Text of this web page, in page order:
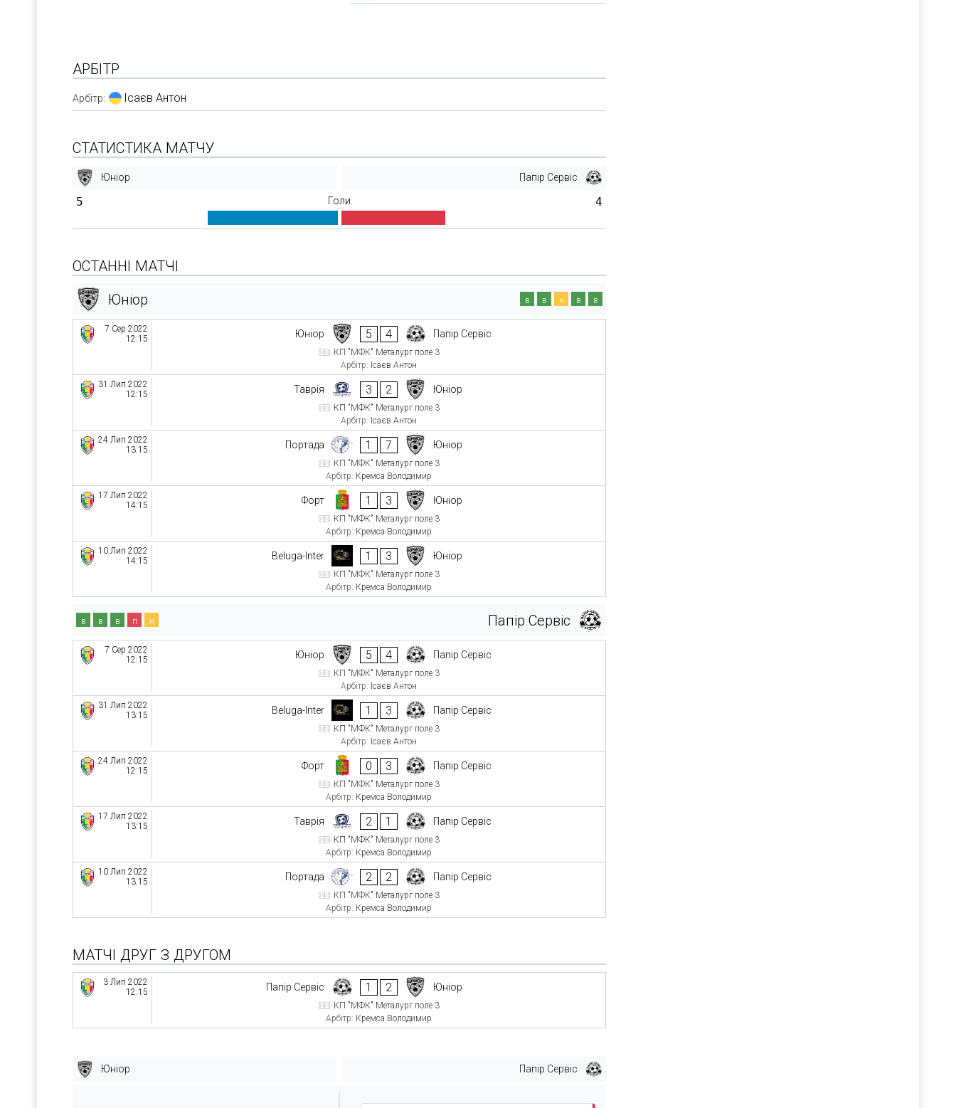
АРБІТР
Арбітр: Ісаєв Антон
СТАТИСТИКА МАТЧУ
Юніор Папір Сервіс
5 Голи 4
ОСТАННІ МАТЧІ
Юніор
в в н в в
7 Сер 2022
12:15
Юніор 5 4 Папір Сервіс
КП "МФК" Металург поле 3
Арбітр: Ісаєв Антон
31 Лип 2022
12:15
Таврія 3 2 Юніор
КП "МФК" Металург поле 3
Арбітр: Ісаєв Антон
24 Лип 2022
13:15
Портада 1 7 Юніор
КП "МФК" Металург поле 3
Арбітр: Кремса Володимир
17 Лип 2022
14:15
Форт 1 3 Юніор
КП "МФК" Металург поле 3
Арбітр: Кремса Володимир
10 Лип 2022
14:15
Beluga-Inter 1 3 Юніор
КП "МФК" Металург поле 3
Арбітр: Кремса Володимир
Папір Сервіс
в в в п н
7 Сер 2022
12:15
Юніор 5 4 Папір Сервіс
КП "МФК" Металург поле 3
Арбітр: Ісаєв Антон
31 Лип 2022
13:15
Beluga-Inter 1 3 Папір Сервіс
КП "МФК" Металург поле 3
Арбітр: Ісаєв Антон
24 Лип 2022
12:15
Форт 0 3 Папір Сервіс
КП "МФК" Металург поле 3
Арбітр: Кремса Володимир
17 Лип 2022
13:15
Таврія 2 1 Папір Сервіс
КП "МФК" Металург поле 3
Арбітр: Кремса Володимир
10 Лип 2022
13:15
Портада 2 2 Папір Сервіс
КП "МФК" Металург поле 3
Арбітр: Кремса Володимир
МАТЧІ ДРУГ З ДРУГОМ
3 Лип 2022
12:15
Папір Сервіс 1 2 Юніор
КП "МФК" Металург поле 3
Арбітр: Кремса Володимир
Юніор Папір Сервіс